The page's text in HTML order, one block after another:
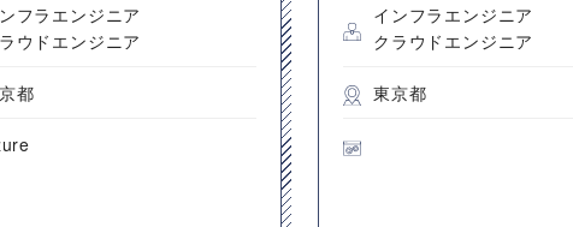
フラエンジニア
ウドエンジニア
都
インフラエンジニア
クラウドエンジニア
東京都